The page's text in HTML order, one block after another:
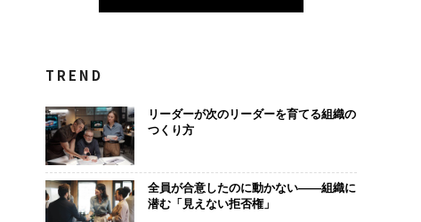
TREND
リーダーが次のリーダーを育てる組織の
つくり方
全員が合意したのに動かない——組織に
潜む「見えない拒否権」